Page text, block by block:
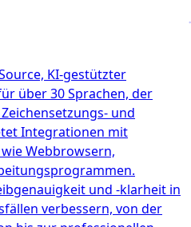
KI-gestützter
über 30 Sprachen, der
und
Integrationen mit
Webbrowsern,
und -klarheit in
verbessern, von der